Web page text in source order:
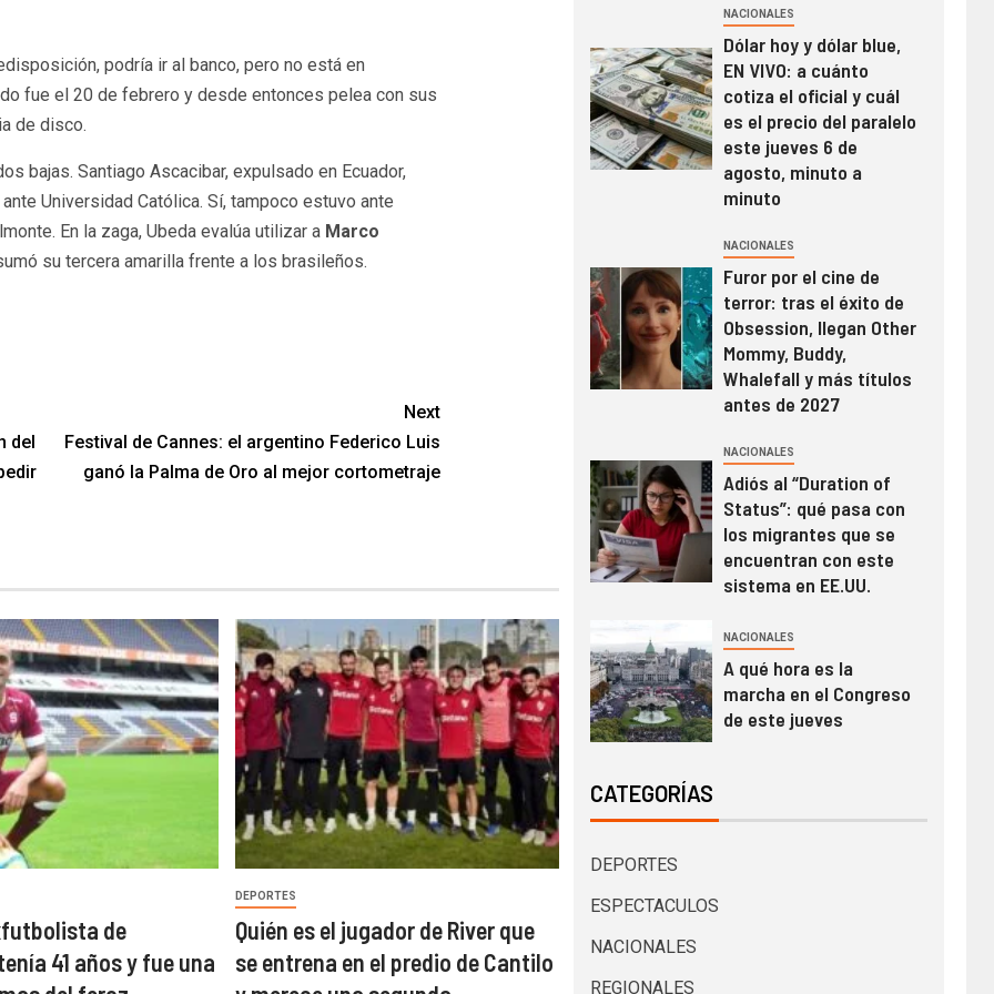
podría ir al banco, pero no está en
fue el 20 de febrero y desde entonces pelea con sus
de disco.
bajas. Santiago Ascacibar, expulsado en Ecuador,
Universidad Católica. Sí, tampoco estuvo ante
En la zaga, Ubeda evalúa utilizar a Marco
su tercera amarilla frente a los brasileños.
del
Next
Festival de Cannes: el argentino Federico Luis
ganó la Palma de Oro al mejor cortometraje
de
41 años y fue una
DEPORTES
Quién es el jugador de River que
se entrena en el predio de Cantilo
NACIONALES
Dólar hoy y dólar blue,
EN VIVO: a cuánto
cotiza el oficial y cuál
es el precio del paralelo
este jueves 6 de
agosto, minuto a
minuto
NACIONALES
Furor por el cine de
terror: tras el éxito de
Obsession, llegan Other
Mommy, Buddy,
Whalefall y más títulos
antes de 2027
NACIONALES
Adiós al “Duration of
Status”: qué pasa con
los migrantes que se
encuentran con este
sistema en EE.UU.
NACIONALES
A qué hora es la
marcha en el Congreso
de este jueves
CATEGORÍAS
DEPORTES
ESPECTACULOS
NACIONALES
REGIONALES